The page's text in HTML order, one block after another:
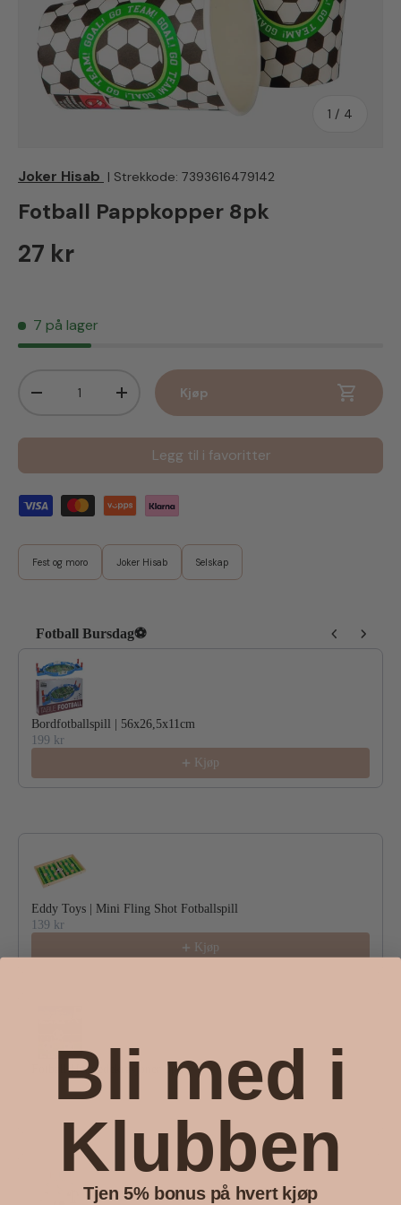
1 / av
4
Joker Hisab | Strekkode: 7393616479142
Fotball Pappkopper 8pk
Vanlig pris
27 kr
7 på lager
Senk antall
Øk antall Kjøp
Legg til i favoritter
Fest og moro Joker Hisab Selskap
Fotball Bursdag⚽
Use the Previous and Next buttons to navigate through product
Bordfotballspill | 56x26,5x11cm
199 kr
Kjøp
Eddy Toys | Mini Fling Shot Fotballspill
139 kr
Kjøp
Fotball Hengedekrasjoner 3pk
Bli med i
Klubben
Tjen 5% bonus på hvert kjøp